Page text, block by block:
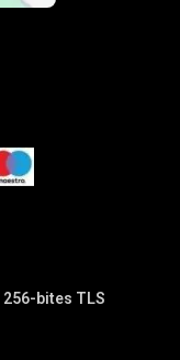
256-bites TLS